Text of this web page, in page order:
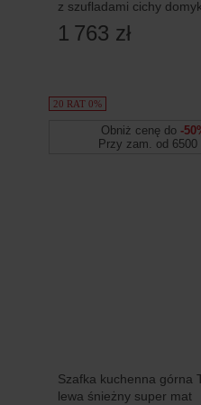
z szufladami cichy
mat
1 763 zł
20 RAT 0%
Obniż cenę do -
Przy zam. od 6500
Szafka kuchenna górna
lewa śnieżny super mat